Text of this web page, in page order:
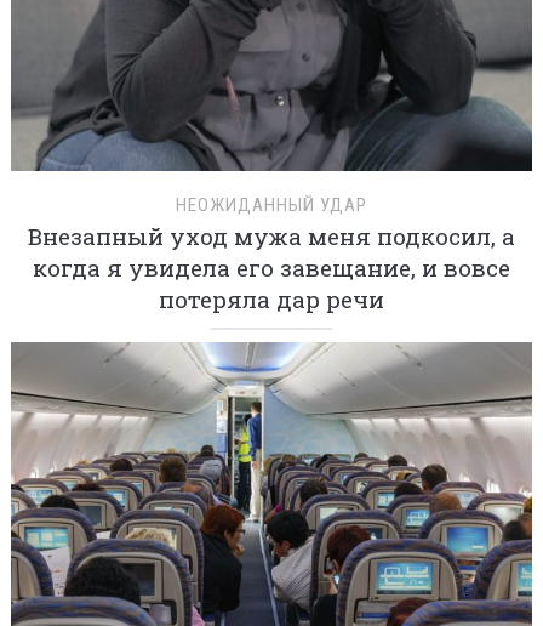
НЕОЖИДАННЫЙ УДАР
Внезапный уход мужа меня подкосил, а
когда я увидела его завещание, и вовсе
потеряла дар речи